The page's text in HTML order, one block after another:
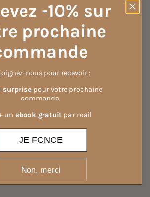
NOS VINAIGRES MÉNAGERS
TOUTES NOS LESSIVES
-10% sur
prochaine
nous pour recevoir :
surprise pour votre prochaine
commande
un ebook gratuit par mail
JE FONCE
Non, merci